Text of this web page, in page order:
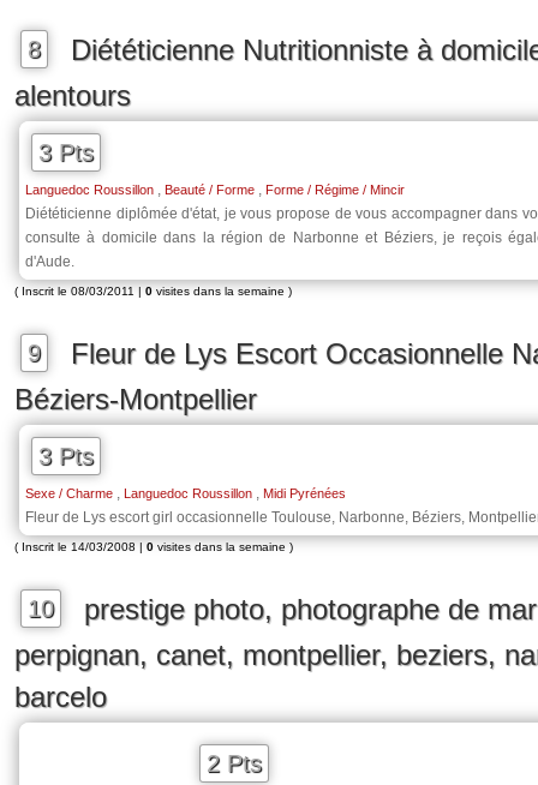
8
Diététicienne Nutritionniste à
alentours
3 Pts
Languedoc Roussillon , Beauté / Forme , Forme / Régime / Mincir
Diététicienne diplômée d'état, je vous propose de vous accompagner dans
consulte à domicile dans la région de Narbonne et Béziers, je reçois
d'Aude.
( Inscrit le 08/03/2011 | 0 visites dans la semaine )
9
Fleur de Lys Escort Occasionnelle
Béziers-Montpellier
3 Pts
Sexe / Charme , Languedoc Roussillon , Midi Pyrénées
Fleur de Lys escort girl occasionnelle Toulouse, Narbonne, Béziers,
( Inscrit le 14/03/2008 | 0 visites dans la semaine )
10
prestige photo, photographe de
perpignan, canet, montpellier, beziers,
barcelo
2 Pts